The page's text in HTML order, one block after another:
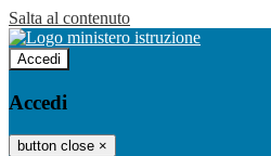
Salta al contenuto
Accedi
Accedi
button close ×